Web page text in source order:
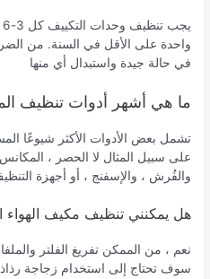
واحدة على الأقل في السنة. من
في حالة جيدة واستبدال أي منها
ما هي أشهر أدوات تنظيف
تشمل بعض الأدوات الأكثر شيوعًا
على سبيل المثال لا الحصر ، المكانس
والفُرش ، والإسفنج ، أو أجهزة
هل يمكنني تنظيف مكيف الهواء
نعم ، من الممكن تفريغ الفلتر
سوف تحتاج إلى استخدام زجاجة رذاذ